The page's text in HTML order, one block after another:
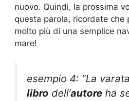
nuovo. Quindi, la prossima
questa parola, ricordate che
molto più di una semplice
mare!
esempio 4: “La
libro dell’autore ha